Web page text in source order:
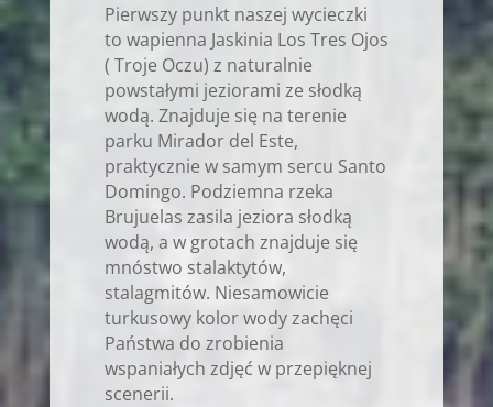
Pierwszy punkt naszej wycieczki
to wapienna Jaskinia Los Tres Ojos
( Troje Oczu) z naturalnie
powstałymi jeziorami ze słodką
wodą. Znajduje się na terenie
parku Mirador del Este,
praktycznie w samym sercu Santo
Domingo. Podziemna rzeka
Brujuelas zasila jeziora słodką
wodą, a w grotach znajduje się
mnóstwo stalaktytów,
stalagmitów. Niesamowicie
turkusowy kolor wody zachęci
Państwa do zrobienia
wspaniałych zdjęć w przepięknej
scenerii.